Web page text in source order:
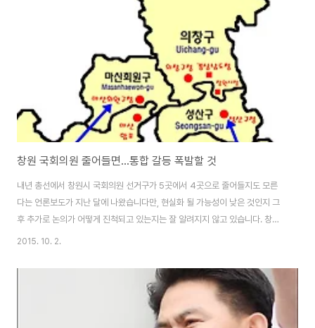
창원시의 경우 비교 대상이 되고 있는 수도권의 다른 지역(인구 100만 도시인
수원(4개, 고양(4개), 성남(4개), 용인(3개))과는 전혀 상황이 다르다"는 주장
창원 국회의원 줄어들면...통합 갈등 폭발할 것
내년 총선에서 창원시 국회의원 선거구가 5곳에서 4곳으로 줄어들지도 모른
다는 언론보도가 지난 달에 나왔습니다만, 현실화 될 가능성이 낮은 것인지 그
후 추가로 논의가 어떻게 진척되고 있는지는 잘 알려지지 않고 있습니다. 창원
시 국회의원 선거구 축소 가능성을 예측한 배경은 이렇습니다. 창원보다 인구
용인시 국회의원은 3명이라는 것과 경남 지역 전체 국회의원 숫자를 1명 줄여
야 하는 상황이라는 것입니다. 국회의원선거구획정위원회가 정한 계획대로라
면 경남지역 지역구 의석이 16석에서 15석으로 줄어들고, 양산이 1석에서 2석
으로 늘어나며, 의령, 함안, 합천을 분리하여 산청, 함양, 거창과 밀양, 창녕 선
2015. 10. 2.